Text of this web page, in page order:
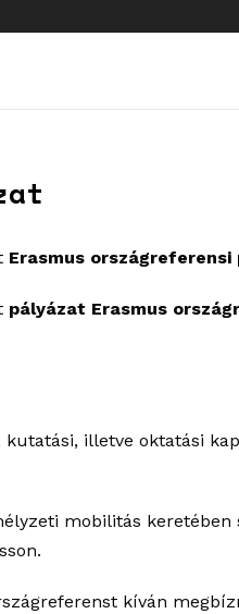
Erasmus országreferensi
pályázat Erasmus
illetve oktatási
mobilitás keretében
kíván